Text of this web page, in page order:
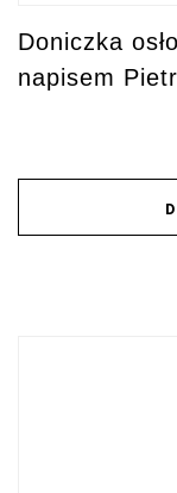
Doniczka
napisem